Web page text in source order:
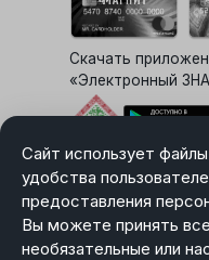
Сайт использует
удобства
предоставления
Вы можете принять
необязательные или
Скачать
«Электронный
Выбор